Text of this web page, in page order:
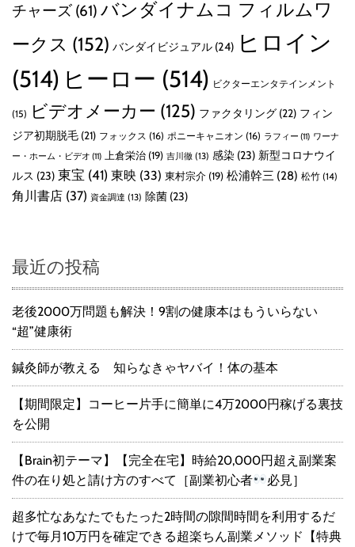
チャーズ (61) バンダイナムコ フィルムワ
ークス (152) バンダイビジュアル (24) ヒロイン
(514) ヒーロー (514) ビクターエンタテインメント
(15) ビデオメーカー (125) ファクタリング (22) フィン
ジア初期脱毛 (21) フォックス (16) ポニーキャニオン (16) ラフィー (11) ワーナ
ー・ホーム・ビデオ (11) 上倉栄治 (19) 吉川徹 (13) 感染 (23) 新型コロナウイ
ルス (23) 東宝 (41) 東映 (33) 東村宗介 (19) 松浦幹三 (28) 松竹 (14)
角川書店 (37) 資金調達 (13) 除菌 (23)
最近の投稿
老後2000万問題も解決！9割の健康本はもういらない
“超”健康術
鍼灸師が教える 知らなきゃヤバイ！体の基本
【期間限定】コーヒー片手に簡単に4万2000円稼げる裏技
を公開
【Brain初テーマ】【完全在宅】時給20,000円超え副業案
件の在り処と請け方のすべて［副業初心者
必見］
超多忙なあなたでもたった2時間の隙間時間を利用するだ
けで毎月10万円を確定できる超楽ちん副業メソッド【特典